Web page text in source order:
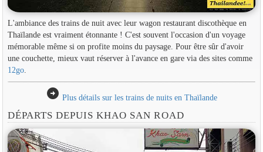
L'ambiance des trains de nuit avec leur wagon restaurant discothèque en
Thaïlande est vraiment étonnante ! C'est souvent l'occasion d'un voyage
mémorable même si on profite moins du paysage. Pour être sûr d'avoir
une couchette, mieux vaut réserver à l'avance en gare via des sites comme
12go.
arrow_circle_right Plus détails sur les trains de nuits en Thaïlande
DÉPARTS DEPUIS KHAO SAN ROAD